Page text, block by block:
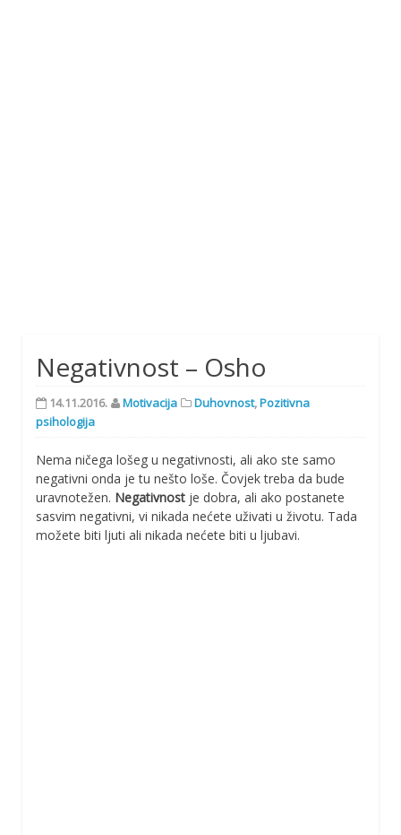
Negativnost – Osho
14.11.2016. Motivacija Duhovnost,Pozitivna
psihologija
Nema ničega lošeg u negativnosti, ali ako ste samo
negativni onda je tu nešto loše. Čovjek treba da bude
uravnotežen. Negativnost je dobra, ali ako postanete
sasvim negativni, vi nikada nećete uživati u životu. Tada
možete biti ljuti ali nikada nećete biti u ljubavi.